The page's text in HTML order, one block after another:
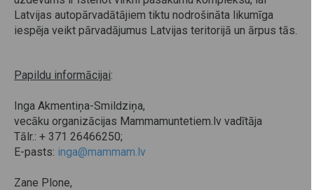
Latvijas autopārvadātājiem tiktu nodrošināta likumīga
iespēja veikt pārvadājumus Latvijas teritorijā un ārpus tās.
Papildu informācijai:
Inga Akmentiņa-Smildziņa,
vecāku organizācijas Mammamuntetiem.lv vadītāja
Tālr.: + 371 26466250;
E-pasts: inga@mammam.lv
Zane Plone,